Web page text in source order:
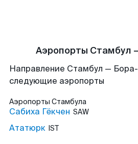
Аэропорты Стамбул
Направление Стамбул —
следующие аэропорты
Аэропорты Стамбула
Сабиха Гёкчен SAW
Ататюрк IST